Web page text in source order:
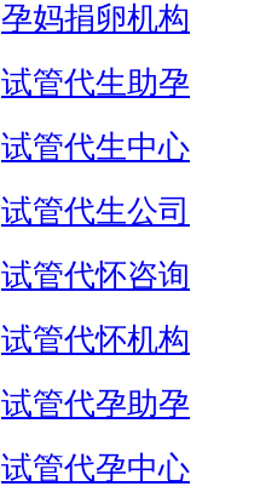
孕妈捐卵机构
试管代生助孕
试管代生中心
试管代生公司
试管代怀咨询
试管代怀机构
试管代孕助孕
试管代孕中心